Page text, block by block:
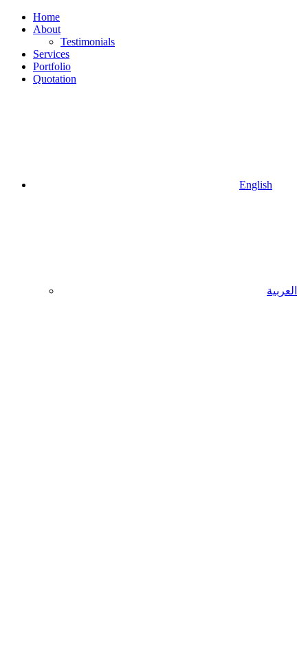
Home
About
Testimonials
Services
Portfolio
Quotation
English
العربية